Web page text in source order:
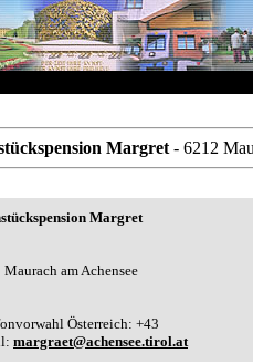
Margret - 6212
Margret
Maurach am Achensee
Österreich: +43
margraet@achensee.tirol.at